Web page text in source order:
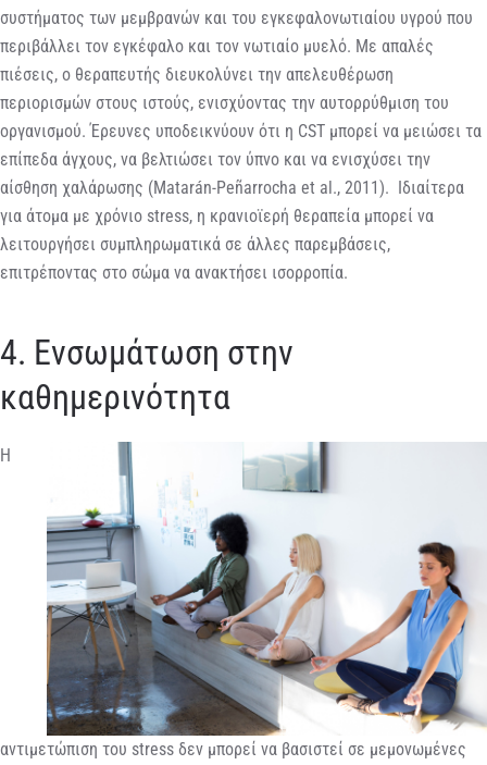
συστήματος των μεμβρανών και του εγκεφαλονωτιαίου υγρού που
περιβάλλει τον εγκέφαλο και τον νωτιαίο μυελό. Με απαλές
πιέσεις, ο θεραπευτής διευκολύνει την απελευθέρωση
περιορισμών στους ιστούς, ενισχύοντας την αυτορρύθμιση του
οργανισμού. Έρευνες υποδεικνύουν ότι η CST μπορεί να μειώσει τα
επίπεδα άγχους, να βελτιώσει τον ύπνο και να ενισχύσει την
αίσθηση χαλάρωσης (Matarán-Peñarrocha et al., 2011). Ιδιαίτερα
για άτομα με χρόνιο stress, η κρανιοϊερή θεραπεία μπορεί να
λειτουργήσει συμπληρωματικά σε άλλες παρεμβάσεις,
επιτρέποντας στο σώμα να ανακτήσει ισορροπία.
4. Ενσωμάτωση στην
καθημερινότητα
Η
αντιμετώπιση του stress δεν μπορεί να βασιστεί σε μεμονωμένες